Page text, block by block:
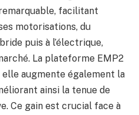
facilitant
motorisations, du
puis à l’électrique,
La plateforme EMP2
augmente également la
ainsi la tenue de
Ce gain est crucial face à